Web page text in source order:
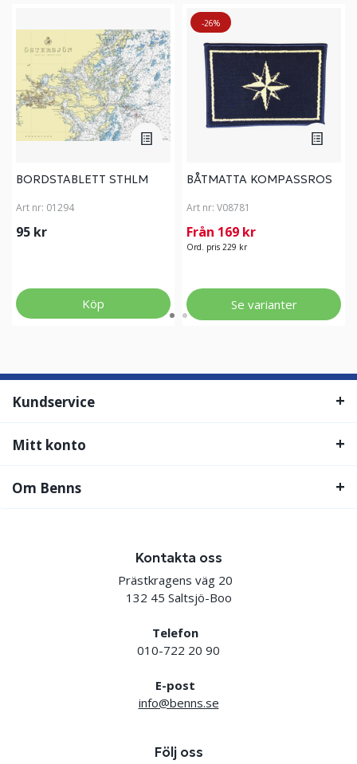
BORDSTABLETT STHLM
Art nr: 01294
95 kr
Köp
-26%
BÅTMATTA KOMPASSROS
Art nr: V08781
Från 169 kr
Ord. pris 229 kr
Se varianter
Kundservice
Mitt konto
Om Benns
Kontakta oss
Prästkragens väg 20
132 45 Saltsjö-Boo
Telefon
010-722 20 90
E-post
info@benns.se
Följ oss